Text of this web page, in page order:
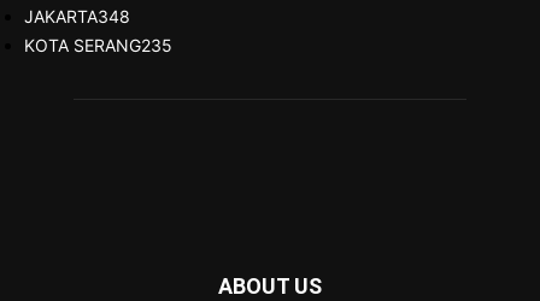
JAKARTA348
KOTA SERANG235
ABOUT US